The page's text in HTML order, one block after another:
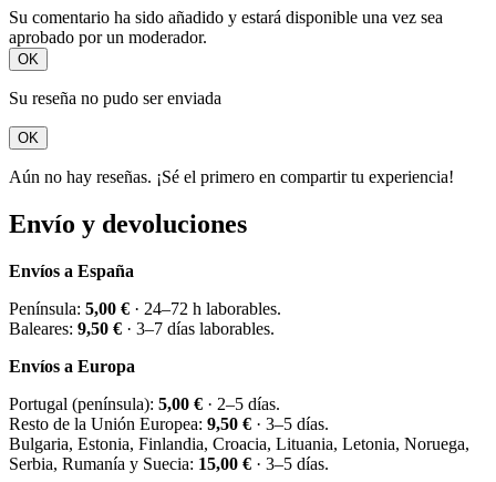
Su comentario ha sido añadido y estará disponible una vez sea
aprobado por un moderador.
OK
Su reseña no pudo ser enviada
OK
Aún no hay reseñas. ¡Sé el primero en compartir tu experiencia!
Envío y devoluciones
Envíos a España
Península: 5,00 € · 24–72 h laborables.
Baleares: 9,50 € · 3–7 días laborables.
Envíos a Europa
Portugal (península): 5,00 € · 2–5 días.
Resto de la Unión Europea: 9,50 € · 3–5 días.
Bulgaria, Estonia, Finlandia, Croacia, Lituania, Letonia, Noruega,
Serbia, Rumanía y Suecia: 15,00 € · 3–5 días.